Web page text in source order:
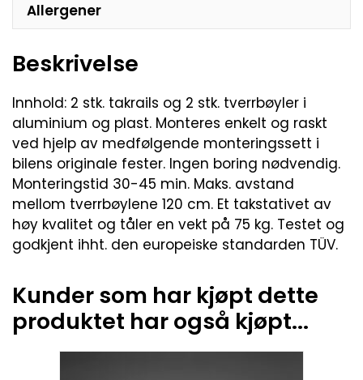
Allergener
Beskrivelse
Innhold: 2 stk. takrails og 2 stk. tverrbøyler i
aluminium og plast. Monteres enkelt og raskt
ved hjelp av medfølgende monteringssett i
bilens originale fester. Ingen boring nødvendig.
Monteringstid 30-45 min. Maks. avstand
mellom tverrbøylene 120 cm. Et takstativet av
høy kvalitet og tåler en vekt på 75 kg. Testet og
godkjent ihht. den europeiske standarden TÜV.
Kunder som har kjøpt dette
produktet har også kjøpt...